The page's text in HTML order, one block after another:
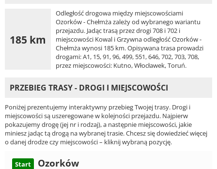
185 km
Odległość drogowa między miejscowościami
Ozorków - Chełmża zależy od wybranego wariantu
przejazdu. Jadąc trasą przez drogi 708 i 702 i
miejscowości Kowal i Grzywna odległość Ozorków -
Chełmża wynosi 185 km. Opisywana trasa prowadzi
drogami: A1, 15, 91, 96, 499, 551, 646, 702, 703, 708,
przez miejscowości: Kutno, Włocławek, Toruń.
PRZEBIEG TRASY - DROGI I MIEJSCOWOŚCI
Poniżej prezentujemy interaktywny przebieg Twojej trasy. Drogi i
miejscowości są uszeregowane w kolejności przejazdu. Najpierw
pokazujemy drogę (jej nr i rodzaj), a następnie miejscowości, jakie
miniesz jadąc tą drogą na wybranej trasie. Chcesz się dowiedzieć więcej
o danej drodze czy miejscowości – kliknij wybraną pozycję.
Start Ozorków